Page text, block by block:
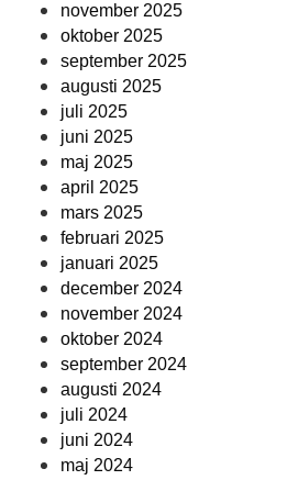
november 2025
oktober 2025
september 2025
augusti 2025
juli 2025
juni 2025
maj 2025
april 2025
mars 2025
februari 2025
januari 2025
december 2024
november 2024
oktober 2024
september 2024
augusti 2024
juli 2024
juni 2024
maj 2024